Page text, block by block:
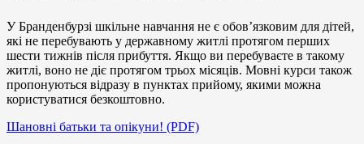
У Бранденбурзі шкільне навчання не є обов’язковим для дітей,
які не перебувають у державному житлі протягом перших
шести тижнів після прибуття. Якщо ви перебуваєте в такому
житлі, воно не діє протягом трьох місяців. Мовні курси також
пропонуються відразу в пунктах прийому, якими можна
користуватися безкоштовно.
Шановні батьки та опікуни! (PDF)